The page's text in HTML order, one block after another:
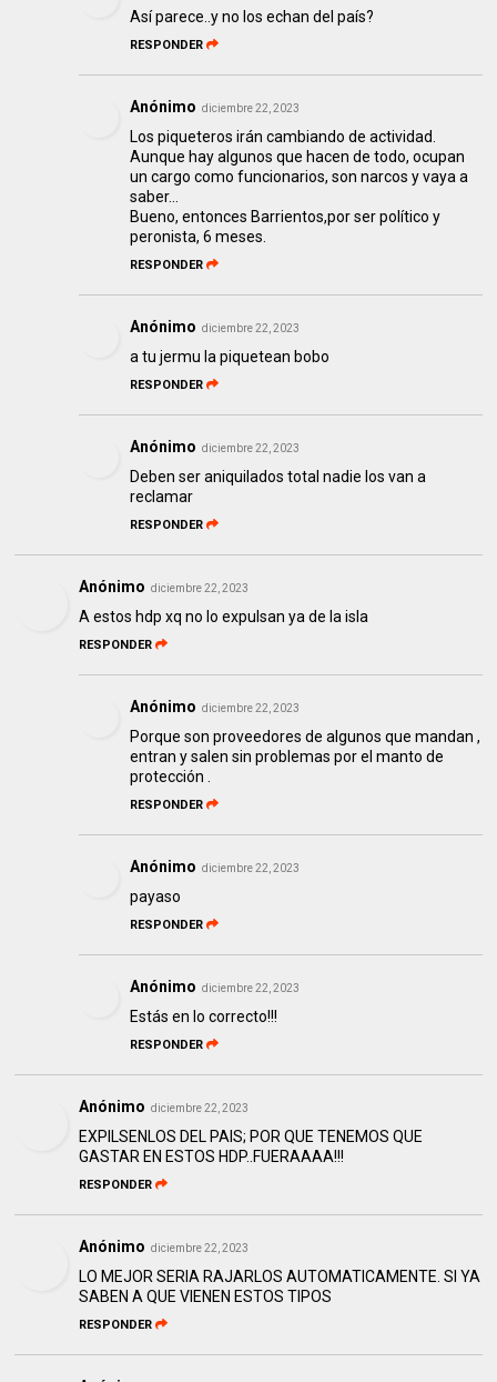
Así parece..y no los echan del país?
RESPONDER
Anónimo diciembre 22, 2023
Los piqueteros irán cambiando de actividad.
Aunque hay algunos que hacen de todo, ocupan
un cargo como funcionarios, son narcos y vaya a
saber...
Bueno, entonces Barrientos,por ser político y
peronista, 6 meses.
RESPONDER
Anónimo diciembre 22, 2023
a tu jermu la piquetean bobo
RESPONDER
Anónimo diciembre 22, 2023
Deben ser aniquilados total nadie los van a
reclamar
RESPONDER
Anónimo diciembre 22, 2023
A estos hdp xq no lo expulsan ya de la isla
RESPONDER
Anónimo diciembre 22, 2023
Porque son proveedores de algunos que mandan ,
entran y salen sin problemas por el manto de
protección .
RESPONDER
Anónimo diciembre 22, 2023
payaso
RESPONDER
Anónimo diciembre 22, 2023
Estás en lo correcto!!!
RESPONDER
Anónimo diciembre 22, 2023
EXPILSENLOS DEL PAIS; POR QUE TENEMOS QUE
GASTAR EN ESTOS HDP..FUERAAAA!!!
RESPONDER
Anónimo diciembre 22, 2023
LO MEJOR SERIA RAJARLOS AUTOMATICAMENTE. SI YA
SABEN A QUE VIENEN ESTOS TIPOS
RESPONDER